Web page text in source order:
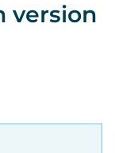
version